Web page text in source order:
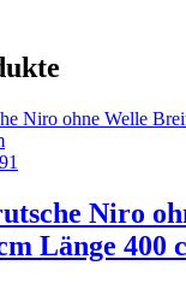
Niro
Länge 400